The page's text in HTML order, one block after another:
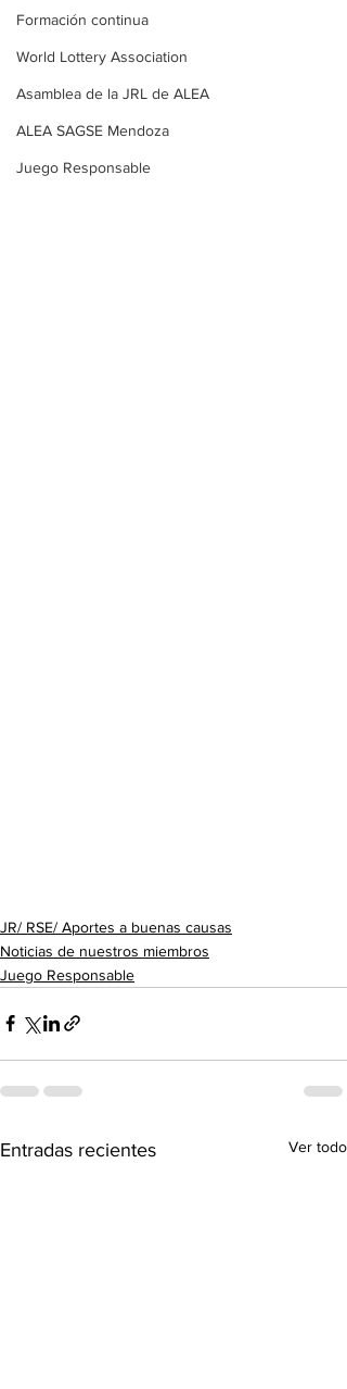
Formación continua
World Lottery Association
Asamblea de la JRL de ALEA
ALEA SAGSE Mendoza
Juego Responsable
JR/ RSE/ Aportes a buenas causas
Noticias de nuestros miembros
Juego Responsable
Entradas recientes Ver todo